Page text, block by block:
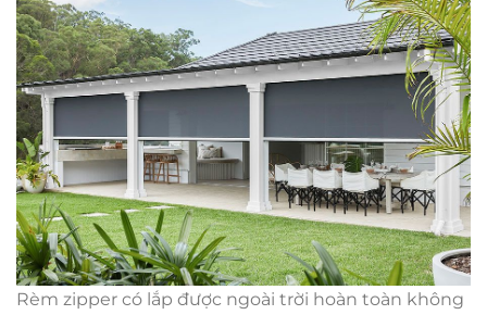
Rèm zipper có lắp được ngoài trời hoàn toàn không